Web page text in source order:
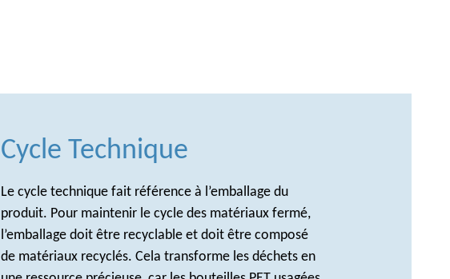
Cycle Technique
Le cycle technique fait référence à l’emballage du
produit. Pour maintenir le cycle des matériaux fermé,
l’emballage doit être recyclable et doit être composé
de matériaux recyclés. Cela transforme les déchets en